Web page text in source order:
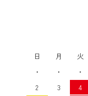
日 月 火
・
・ ・
2
3 4